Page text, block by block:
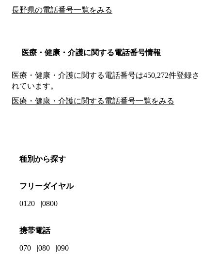
長野県の電話番号一覧をみる
医療・健康・介護に関する電話番号情報
医療・健康・介護に関する電話番号は450,272件登録さ
れています。
医療・健康・介護に関する電話番号一覧をみる
種別から探す
フリーダイヤル
0120 0800
携帯電話
070 080 090